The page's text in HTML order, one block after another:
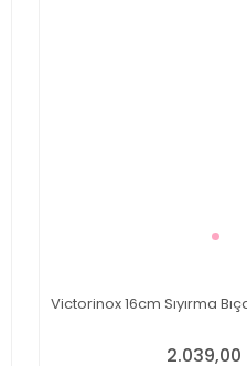
Victorinox 16cm Sıyırma
2.039,00